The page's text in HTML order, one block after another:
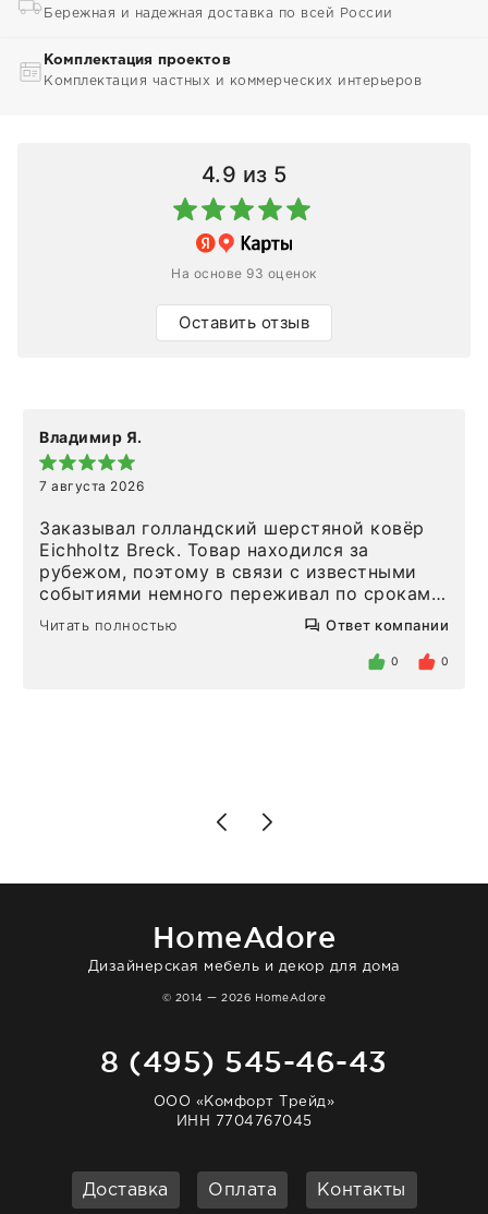
Бережная и надежная доставка по всей России
Комплектация проектов
Комплектация частных и коммерческих интерьеров
4.9 из 5
На основе 93 оценок
Оставить отзыв
Владимир Я.
7 августа 2026
Заказывал голландский шерстяной ковёр
Eichholtz Breck. Товар находился за
рубежом, поэтому в связи с известными
событиями немного переживал по срокам.
Но homeadore привезли ровно в
определенное в договоре время, без
то качество выше всяких похвал. Выглядит
Читать полностью Ответ компании
0 0
HomeAdore
Дизайнерская мебель и декор для дома
© 2014 — 2026 HomeAdore
8 (495) 545-46-43
ООО «Комфорт Трейд»
ИНН 7704767045
Доставка Оплата Контакты